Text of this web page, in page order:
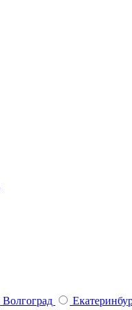
Волгоград